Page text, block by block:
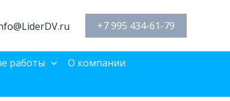
+7 995 434-61-79
работы
О компании